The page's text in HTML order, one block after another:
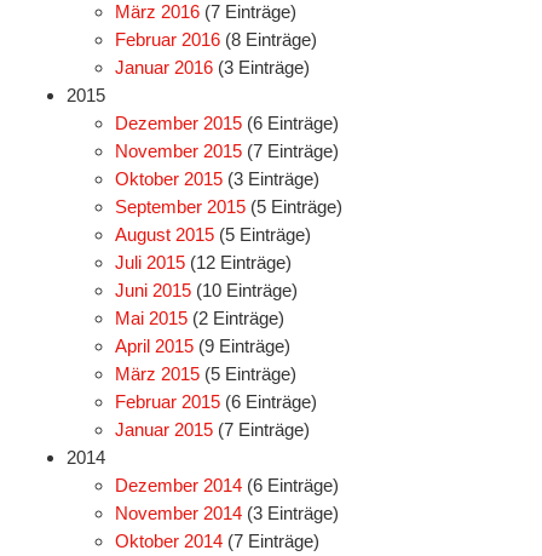
März 2016 (7 Einträge)
Februar 2016 (8 Einträge)
Januar 2016 (3 Einträge)
2015
Dezember 2015 (6 Einträge)
November 2015 (7 Einträge)
Oktober 2015 (3 Einträge)
September 2015 (5 Einträge)
August 2015 (5 Einträge)
Juli 2015 (12 Einträge)
Juni 2015 (10 Einträge)
Mai 2015 (2 Einträge)
April 2015 (9 Einträge)
März 2015 (5 Einträge)
Februar 2015 (6 Einträge)
Januar 2015 (7 Einträge)
2014
Dezember 2014 (6 Einträge)
November 2014 (3 Einträge)
Oktober 2014 (7 Einträge)